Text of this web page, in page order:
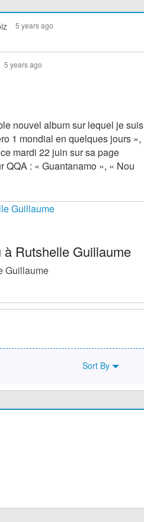
5 years ago
5 years ago
nouvel album sur lequel je suis
1 mondial en quelques jours »,
mardi 22 juin sur sa page
QQA : « Guantanamo », « Nou
Rutshelle Guillaume
Guillaume
Sort By